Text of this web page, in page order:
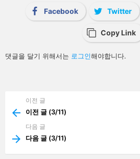
Facebook Twitter
Copy Link
답
글
댓글을 달기 위해서는 로그인해야합니다.
more
이전 글
이전 글 (3/11)
다음 글
다음 글 (3/11)